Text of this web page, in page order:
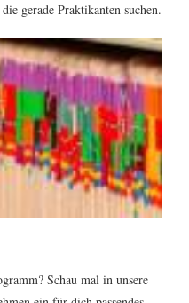
gerade Praktikanten suchen.
Schau mal in unsere